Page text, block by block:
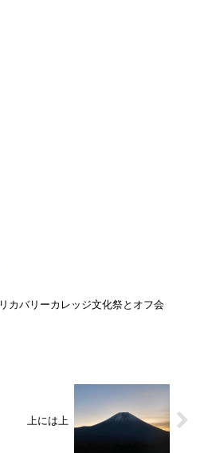
リカバリーカレッジ文化祭とオフ会
上には上